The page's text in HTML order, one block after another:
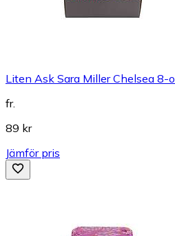
Liten Ask Sara Miller Chelsea
fr.
89 kr
Jämför pris